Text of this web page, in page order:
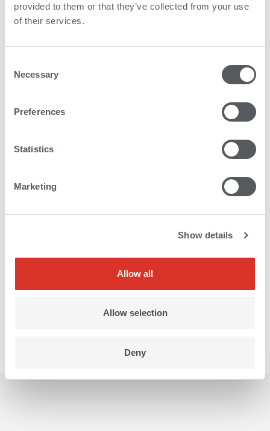
provided to them or that they’ve collected from your use
of their services.
Selection
Necessary
Preferences
Statistics
Marketing
Show details
Allow all
Allow selection
Deny
Nicht gefunden, was Sie brauchen? Bleiben Fragen
Kontakt